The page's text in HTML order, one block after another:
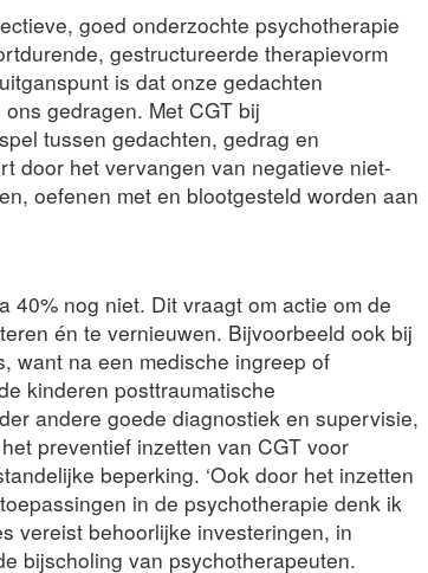
goed onderzochte psychotherapie
gestructureerde therapievorm
is dat onze gedachten
gedragen. Met CGT bij
tussen gedachten, gedrag en
door het vervangen van negatieve niet-
oefenen met en blootgesteld worden aan
40% nog niet. Dit vraagt om actie om de
én te vernieuwen. Bijvoorbeeld ook bij
want na een medische ingreep of
kinderen posttraumatische
andere goede diagnostiek en supervisie,
preventief inzetten van CGT voor
beperking. ‘Ook door het inzetten
in de psychotherapie denk ik
vereist behoorlijke investeringen, in
bijscholing van psychotherapeuten.